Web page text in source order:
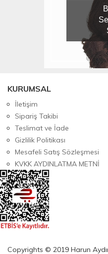
KURUMSAL
İletişim
Sipariş Takibi
Teslimat ve İade
Gizlilik Politikası
Mesafeli Satış Sözleşmesi
KVKK AYDINLATMA METNİ
Copyrights © 2019 Harun